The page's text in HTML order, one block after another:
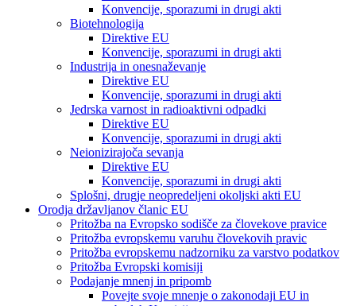
Konvencije, sporazumi in drugi akti
Biotehnologija
Direktive EU
Konvencije, sporazumi in drugi akti
Industrija in onesnaževanje
Direktive EU
Konvencije, sporazumi in drugi akti
Jedrska varnost in radioaktivni odpadki
Direktive EU
Konvencije, sporazumi in drugi akti
Neionizirajoča sevanja
Direktive EU
Konvencije, sporazumi in drugi akti
Splošni, drugje neopredeljeni okoljski akti EU
Orodja državljanov članic EU
Pritožba na Evropsko sodišče za človekove pravice
Pritožba evropskemu varuhu človekovih pravic
Pritožba evropskemu nadzorniku za varstvo podatkov
Pritožba Evropski komisiji
Podajanje mnenj in pripomb
Povejte svoje mnenje o zakonodaji EU in